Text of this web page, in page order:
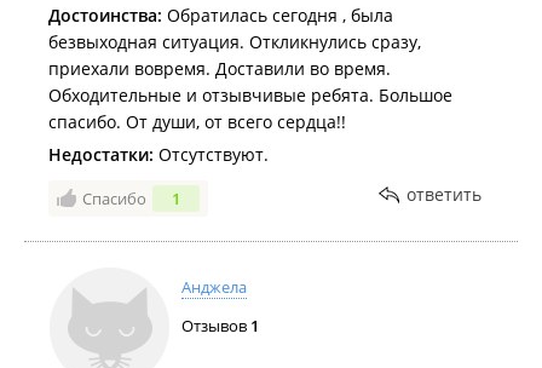
Достоинства: Обратилась сегодня , была
безвыходная ситуация. Откликнулись сразу,
приехали вовремя. Доставили во время.
Обходительные и отзывчивые ребята. Большое
спасибо. От души, от всего сердца!!
Недостатки: Отсутствуют.
Спасибо 1 ответить
Анджела
Отзывов 1